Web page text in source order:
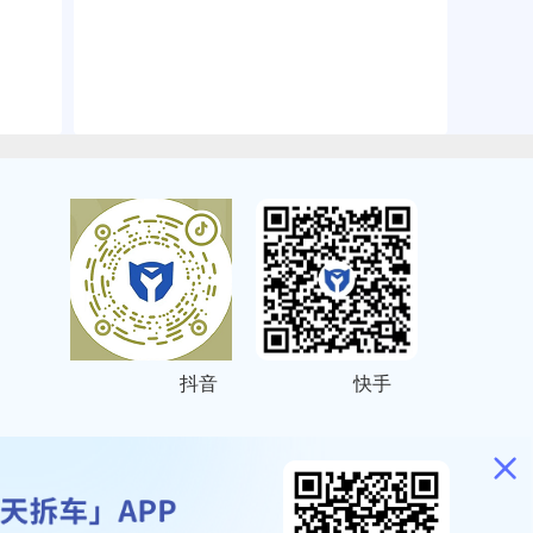
抖音 快手
号